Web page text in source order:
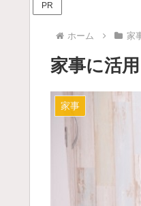
PR
ホーム 家
家事に活
家事